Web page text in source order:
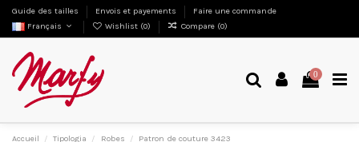
Guide des tailles Envois et payements
Faire une commande
Français
Wishlist (0) Compare (0)
0
Accueil Tipologia Robes Patron de couture 3423